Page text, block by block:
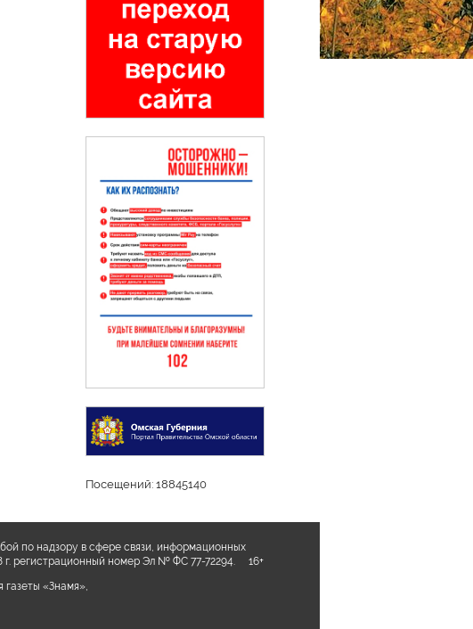
Посещений: 18845140
по надзору в сфере связи, информационных
г. регистрационный номер Эл № ФС 77-72294. 16+
«Знамя»,